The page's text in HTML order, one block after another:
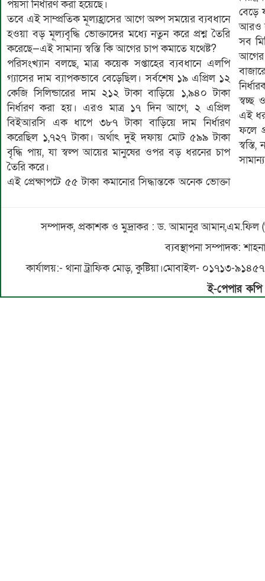
পয়সা নির্ধারণ করা হয়েছে।
তবে এই সাম্প্রতিক মূল্যহ্রাসের আগে অল্প সময়ের ব্যবধানে
হওয়া বড় মূল্যবৃদ্ধি ভোক্তাদের মধ্যে নতুন করে প্রশ্ন তৈরি
করেছে—এই সামান্য স্বস্তি কি আগের চাপ কমাতে যথেষ্ট?
পরিসংখ্যান বলছে, মাত্র কয়েক সপ্তাহের ব্যবধানে এলপি
গ্যাসের দাম ব্যাপকভাবে বেড়েছিল। সর্বশেষ ১৯ এপ্রিল ১২
কেজি সিলিন্ডারের দাম ২১২ টাকা বাড়িয়ে ১,৯৪০ টাকা
নির্ধারণ করা হয়। এরও মাত্র ১৭ দিন আগে, ২ এপ্রিল
বিইআরসি এক ধাপে ৩৮৭ টাকা বাড়িয়ে দাম নির্ধারণ
করেছিল ১,৭২৭ টাকা। অর্থাৎ দুই দফায় মোট ৫৯৯ টাকা
বৃদ্ধি পায়, যা স্বল্প আয়ের মানুষের ওপর বড় ধরনের চাপ
তৈরি করে।
এই প্রেক্ষাপটে ৫৫ টাকা কমানোর সিদ্ধান্তকে অনেক ভোক্তা
বেড়ে
আরও
সব
স্বচ্ছ
এই
ফলে
সম্পাদক, প্রকাশক ও মুদ্রাকর : ড. আমানুর আমান,এম.ফিল
ব্যবস্থাপনা সম্পাদক:
কার্যালয়:- থানা ট্রাফিক মোড়, কুষ্টিয়া।মোবাইল- ০১৭১৩-
ই-পেপার কপি